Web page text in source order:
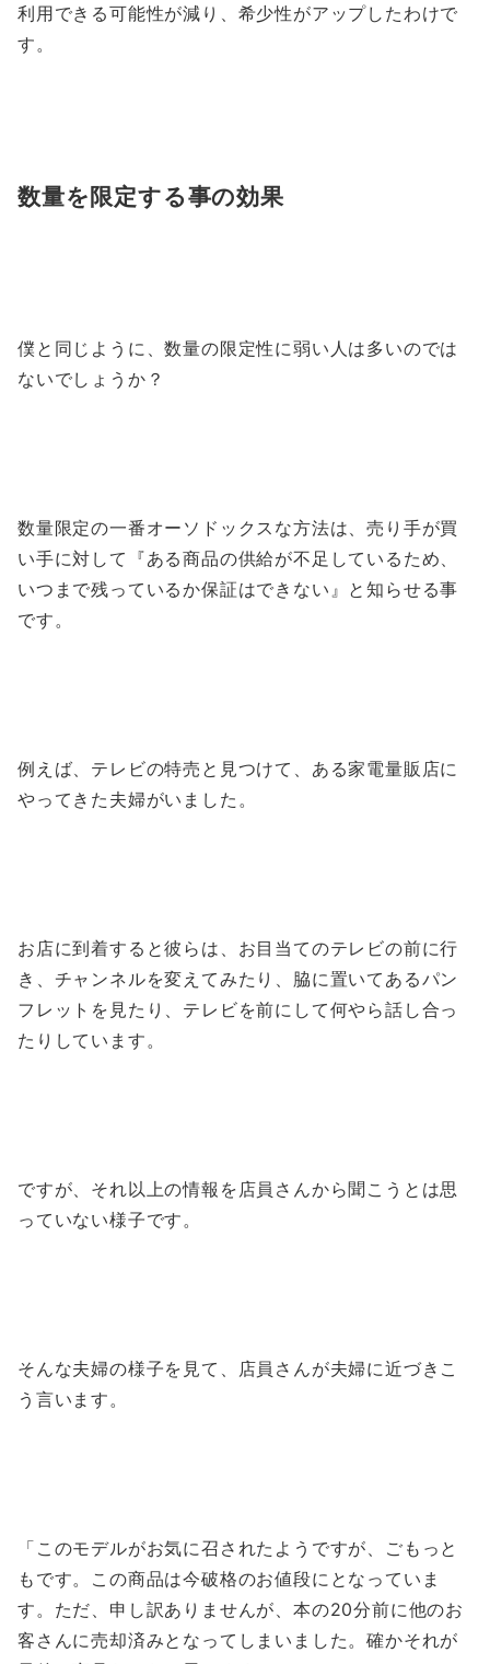
利用できる可能性が減り、希少性がアップしたわけで
す。
数量を限定する事の効果
僕と同じように、数量の限定性に弱い人は多いのでは
ないでしょうか？
数量限定の一番オーソドックスな方法は、売り手が買
い手に対して『ある商品の供給が不足しているため、
いつまで残っているか保証はできない』と知らせる事
です。
例えば、テレビの特売と見つけて、ある家電量販店に
やってきた夫婦がいました。
お店に到着すると彼らは、お目当てのテレビの前に行
き、チャンネルを変えてみたり、脇に置いてあるパン
フレットを見たり、テレビを前にして何やら話し合っ
たりしています。
ですが、それ以上の情報を店員さんから聞こうとは思
っていない様子です。
そんな夫婦の様子を見て、店員さんが夫婦に近づきこ
う言います。
「このモデルがお気に召されたようですが、ごもっと
もです。この商品は今破格のお値段にとなっていま
す。ただ、申し訳ありませんが、本の20分前に他のお
客さんに売却済みとなってしまいました。確かそれが